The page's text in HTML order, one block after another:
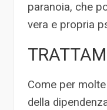
paranoia, che
vera e propria
Come per
della